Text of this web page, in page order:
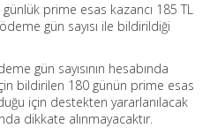
prime esas kazancı 185 TL
gün sayısı ile bildirildiği
gün sayısının hesabında
bildirilen 180 günün prime esas
için destekten yararlanılacak
dikkate alınmayacaktır.